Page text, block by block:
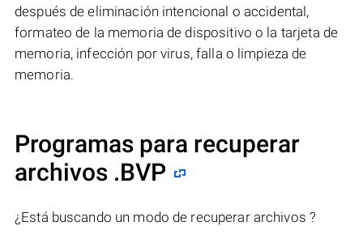
después de eliminación intencional o accidental,
formateo de la memoria de dispositivo o la tarjeta de
memoria, infección por virus, falla o limpieza de
memoria.
Programas para recuperar
archivos .BVP
¿Está buscando un modo de recuperar archivos ?